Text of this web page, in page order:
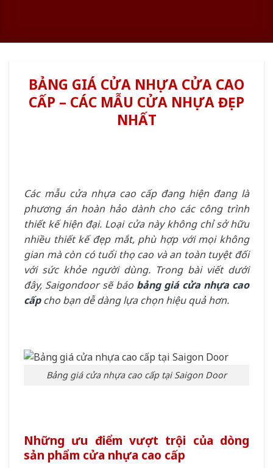
BẢNG GIÁ CỬA NHỰA CỬA CAO
CẤP – CÁC MẪU CỬA NHỰA ĐẸP
NHẤT
Các mẫu cửa nhựa cao cấp đang hiện đang là
phương án hoàn hảo dành cho các công trình
thiết kế hiện đại. Loại cửa này không chỉ sở hữu
nhiều thiết kế đẹp mắt, phù hợp với mọi không
gian mà còn có tuổi thọ cao và an toàn tuyệt đối
với sức khỏe người dùng. Trong bài viết dưới
đây, Saigondoor sẽ báo bảng giá cửa nhựa cao
cấpcho bạn dễ dàng lựa chọn hiệu quả hơn.
Bảng giá cửa nhựa cao cấp tại Saigon Door
Những ưu điểm vượt trội của dòng
sản phẩm cửa nhựa cao cấp